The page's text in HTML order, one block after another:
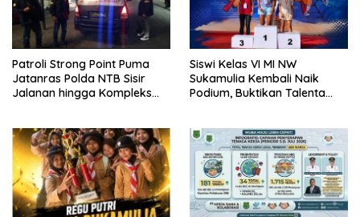
Patroli Strong Point Puma
Jatanras Polda NTB Sisir
Jalanan hingga Kompleks
Siswi Kelas VI MI NW
Sukamulia Kembali Naik
Podium, Buktikan Talenta